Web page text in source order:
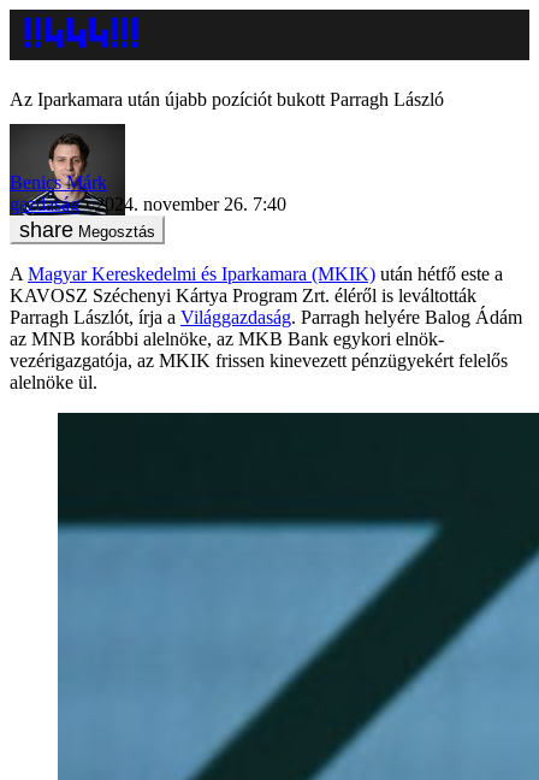
Az Iparkamara után újabb pozíciót bukott Parragh László
Benics Márk
gazdaság
2024. november 26. 7:40
Megosztás
A Magyar Kereskedelmi és Iparkamara (MKIK) után hétfő este a
KAVOSZ Széchenyi Kártya Program Zrt. éléről is leváltották
Parragh Lászlót, írja a Világgazdaság. Parragh helyére Balog Ádám
az MNB korábbi alelnöke, az MKB Bank egykori elnök-
vezérigazgatója, az MKIK frissen kinevezett pénzügyekért felelős
alelnöke ül.